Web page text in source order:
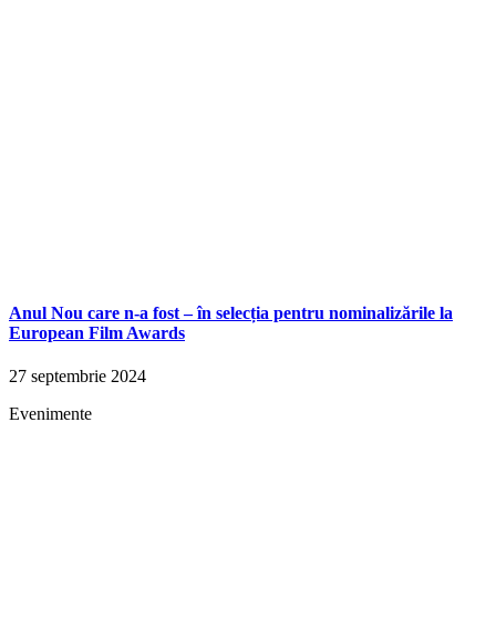
Anul Nou care n-a fost – în selecția pentru nominalizările la
European Film Awards
27 septembrie 2024
Evenimente